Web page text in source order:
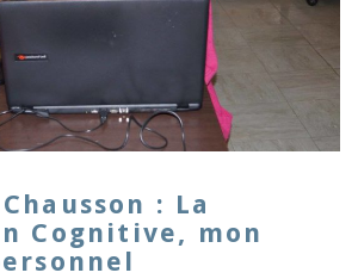
: La
Cognitive, mon